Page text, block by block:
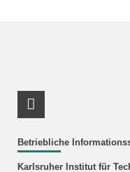
Betriebliche
Karlsruher Institut für
RSS-Feed